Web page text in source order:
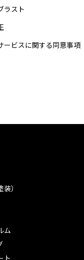
ラスト
ービスに関する同意事項
）
ム
ト